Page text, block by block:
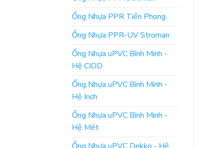
Ống Nhựa PPR Tiền Phong
Ống Nhựa PPR-UV Stroman
Ống Nhựa uPVC Bình Minh -
Hệ CIOD
Ống Nhựa uPVC Bình Minh -
Hệ Inch
Ống Nhựa uPVC Bình Minh -
Hệ Mét
Ống Nhựa uPVC Dekko - Hệ
Dekko 2026 chi tiết